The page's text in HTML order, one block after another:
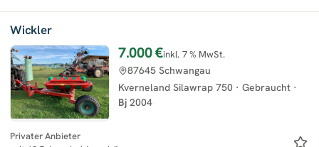
Wickler
7.000 €inkl. 7 % MwSt.
Kverneland Silawrap 750 · Gebraucht ·
Bj 2004
87645 Schwangau
Privater Anbieter